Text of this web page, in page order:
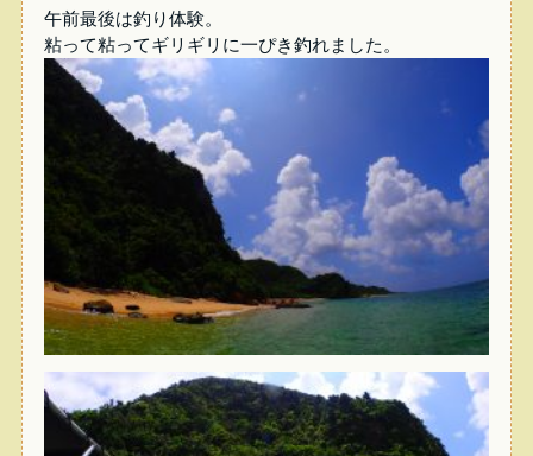
午前最後は釣り体験。
粘って粘ってギリギリに一ぴき釣れました。